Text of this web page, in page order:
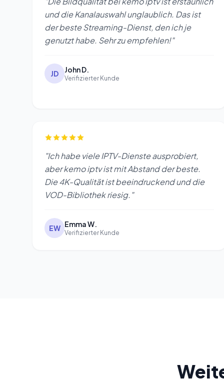
und die Kanalauswahl unglaublich. Das ist
der beste Streaming-Dienst, den ich je
genutzt habe. Sehr zu empfehlen!"
JD John D.
Verifizierter Kunde
"Ich habe viele IPTV-Dienste ausprobiert,
aber kemo iptv ist mit Abstand der beste.
Die 4K-Qualität ist beeindruckend und die
VOD-Bibliothek riesig."
EW Emma W.
Verifizierter Kunde